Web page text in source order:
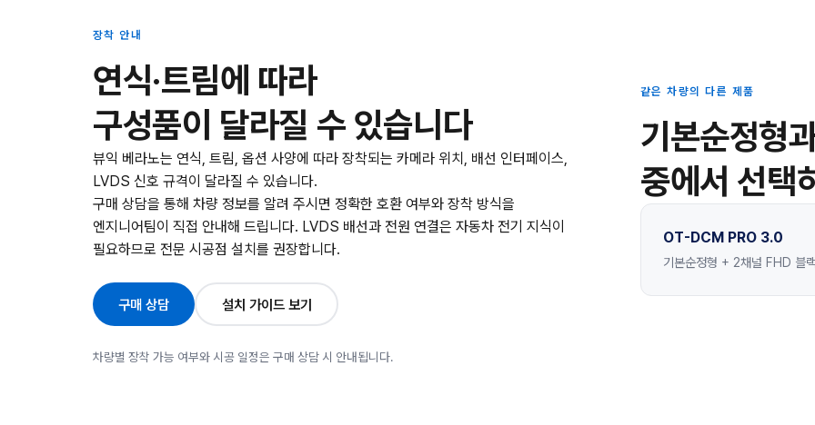
장착 안내
연식·트림에 따라
구성품이 달라질 수 있습니다
뷰익 베라노는 연식, 트림, 옵션 사양에 따라 장착되는 카메라 위치, 배선 인터페이스,
LVDS 신호 규격이 달라질 수 있습니다.
구매 상담을 통해 차량 정보를 알려 주시면 정확한 호환 여부와 장착 방식을
엔지니어팀이 직접 안내해 드립니다. LVDS 배선과 전원 연결은 자동차 전기 지식이
필요하므로 전문 시공점 설치를 권장합니다.
구매 상담 설치 가이드 보기
차량별 장착 가능 여부와 시공 일정은 구매 상담 시 안내됩니다.
같은 차량의 다른 제품
기본순정형
중에서 선택
OT-DCM PRO 3.0
기본순정형 + 2채널 FHD 블